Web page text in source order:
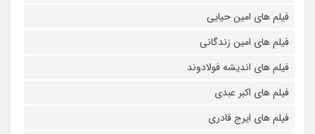
فیلم های امین حیایی
فیلم های امین زندگانی
فیلم های اندیشه فولادوند
فیلم های اکبر عبدی
فیلم های ایرج قادری